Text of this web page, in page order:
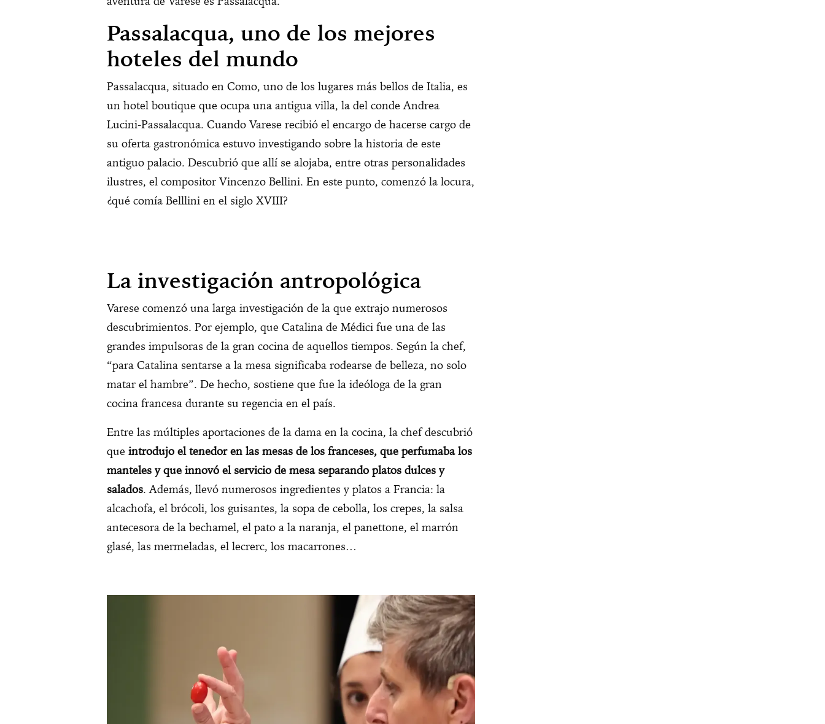
Passalacqua, uno de los mejores
hoteles del mundo
Passalacqua, situado en Como, uno de los lugares más bellos de Italia, es
un hotel boutique que ocupa una antigua villa, la del conde Andrea
Lucini-Passalacqua. Cuando Varese recibió el encargo de hacerse cargo de
su oferta gastronómica estuvo investigando sobre la historia de este
antiguo palacio. Descubrió que allí se alojaba, entre otras personalidades
ilustres, el compositor Vincenzo Bellini. En este punto, comenzó la locura,
¿qué comía Belllini en el siglo XVIII?
La investigación antropológica
Varese comenzó una larga investigación de la que extrajo numerosos
descubrimientos. Por ejemplo, que Catalina de Médici fue una de las
grandes impulsoras de la gran cocina de aquellos tiempos. Según la chef,
“para Catalina sentarse a la mesa significaba rodearse de belleza, no solo
matar el hambre”. De hecho, sostiene que fue la ideóloga de la gran
cocina francesa durante su regencia en el país.
Entre las múltiples aportaciones de la dama en la cocina, la chef descubrió
que introdujo el tenedor en las mesas de los franceses, que perfumaba los
manteles y que innovó el servicio de mesa separando platos dulces y
salados. Además, llevó numerosos ingredientes y platos a Francia: la
alcachofa, el brócoli, los guisantes, la sopa de cebolla, los crepes, la salsa
antecesora de la bechamel, el pato a la naranja, el panettone, el marrón
glasé, las mermeladas, el lecrerc, los macarrones…